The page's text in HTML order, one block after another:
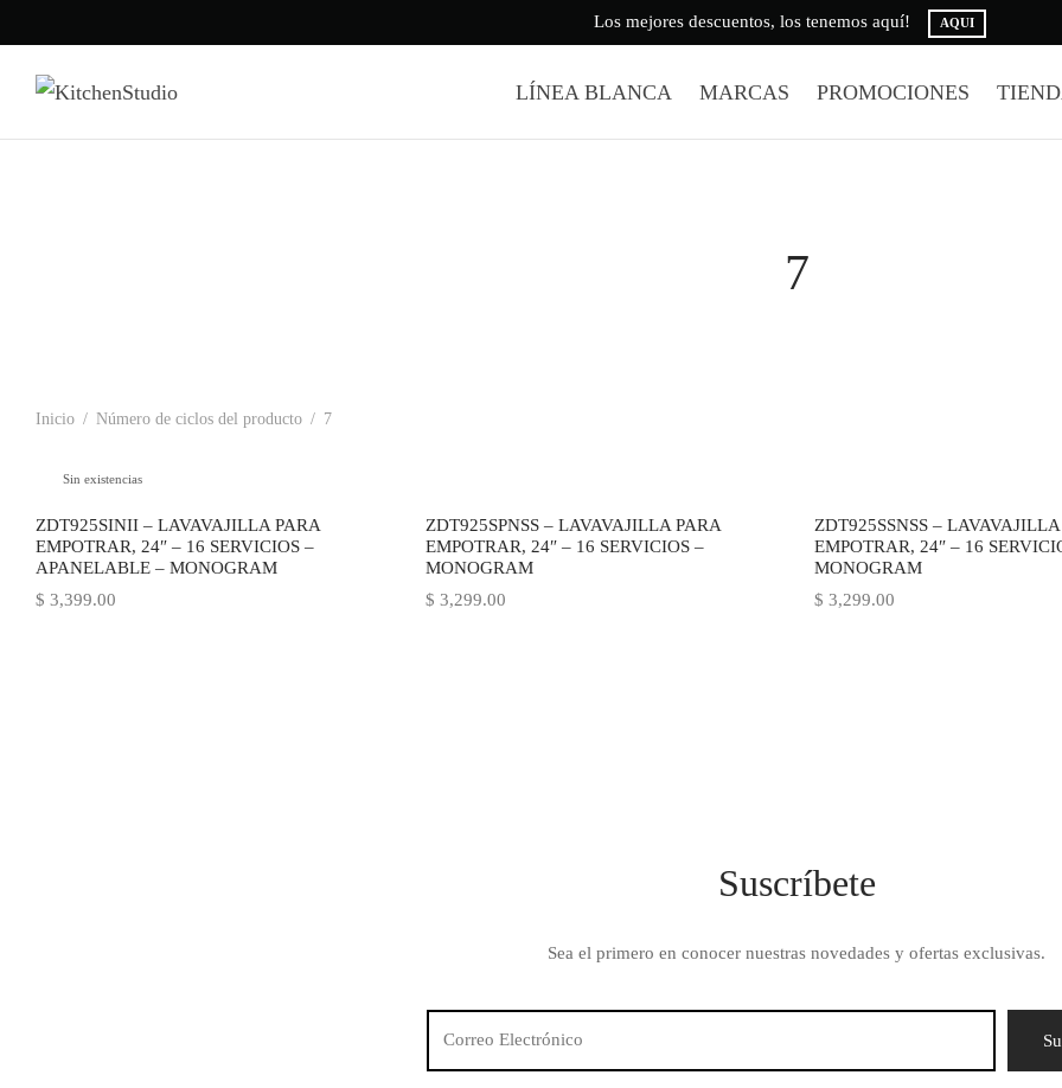
Los mejores descuentos, los tenemos aquí! AQUI
LÍNEA BLANCA MARCAS PROMOCIONES
7
Inicio / Número de ciclos del producto / 7
Sin existencias
ZDT925SINII – LAVAVAJILLA PARA
EMPOTRAR, 24″ – 16 SERVICIOS –
APANELABLE – MONOGRAM
$ 3,399.00
ZDT925SPNSS – LAVAVAJILLA PARA
EMPOTRAR, 24″ – 16 SERVICIOS –
MONOGRAM
$ 3,299.00
ZDT925SSNSS –
EMPOTRAR, 24″ – 16
MONOGRAM
$ 3,299.00
Suscríbete
Sea el primero en conocer nuestras novedades y ofertas exclusivas.